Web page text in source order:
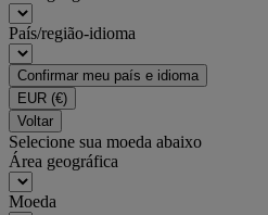
País/região-idioma
Confirmar meu país e idioma
EUR (€)
Voltar
Selecione sua moeda abaixo
Área geográfica
Moeda